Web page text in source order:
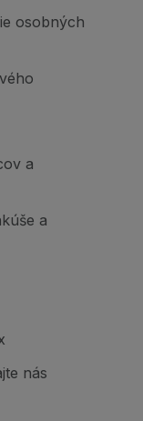
osobných
a
a
nás